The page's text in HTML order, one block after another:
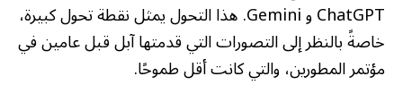
ChatGPT و Gemini. هذا التحول يمثل نقطة تحول كبيرة،
خاصةً بالنظر إلى التصورات التي قدمتها آبل قبل عامين في
مؤتمر المطورين، والتي كانت أقل طموحًا.